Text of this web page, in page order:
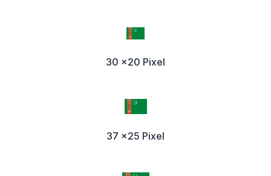
30 x20 Pixel
37 x25 Pixel